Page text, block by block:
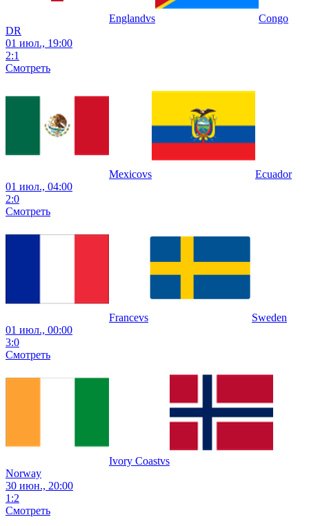
Englandvs
Congo
DR
01 июл., 19:00
2:1
Смотреть
Mexicovs
Ecuador
01 июл., 04:00
2:0
Смотреть
Francevs
Sweden
01 июл., 00:00
3:0
Смотреть
Ivory Coastvs
Norway
30 июн., 20:00
1:2
Смотреть